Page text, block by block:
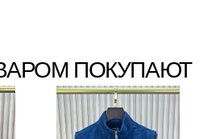
ПОКУПАЮТ